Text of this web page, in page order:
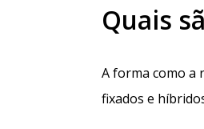
Quais
A forma como a
fixados e